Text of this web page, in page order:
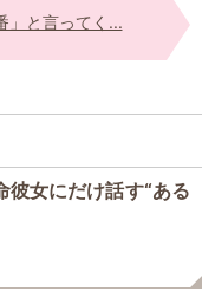
」と言ってく...
彼女にだけ話す“ある